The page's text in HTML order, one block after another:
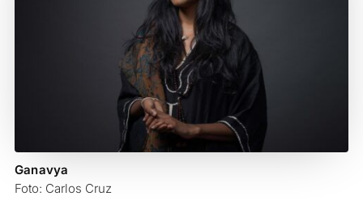
Ganavya
Foto: Carlos Cruz